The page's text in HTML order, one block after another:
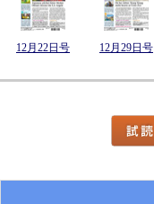
12月22日号 12月29日号